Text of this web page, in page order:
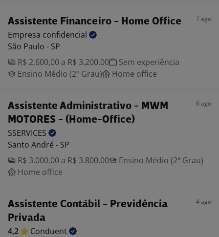
Assistente Financeiro - Home Office 7 ago
Empresa confidencial
São Paulo - SP
R$ 2.600,00 a R$ 3.200,00
Sem experiência
Ensino Médio (2º Grau)
Home office
Assistente Administrativo - MWM
MOTORES - (Home-Office)
6 ago
SSERVICES
Santo André - SP
R$ 3.000,00 a R$ 3.800,00
Ensino Médio (2º Grau)
Home office
Assistente Contábil - Previdência
Privada
4 ago
4,2
Conduent